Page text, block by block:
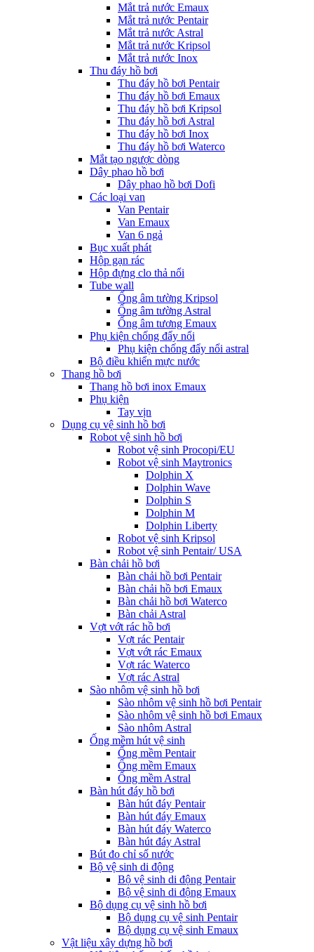
Mắt trả nước Emaux
Mắt trả nước Pentair
Mắt trả nước Astral
Mắt trả nước Kripsol
Mắt trả nước Inox
Thu đáy hồ bơi
Thu đáy hồ bơi Pentair
Thu đáy hồ bơi Emaux
Thu đáy hồ bơi Kripsol
Thu đáy hồ bơi Astral
Thu đáy hồ bơi Inox
Thu đáy hồ bơi Waterco
Mắt tạo ngược dòng
Dây phao hồ bơi
Dây phao hồ bơi Dofi
Các loại van
Van Pentair
Van Emaux
Van 6 ngả
Bục xuất phát
Hộp gạn rác
Hộp đựng clo thả nổi
Tube wall
Ống âm tường Kripsol
Ống âm tường Astral
Ống âm tương Emaux
Phụ kiện chống đẩy nổi
Phụ kiện chống đẩy nổi astral
Bộ điều khiển mực nước
Thang hồ bơi
Thang hồ bơi inox Emaux
Phụ kiện
Tay vịn
Dụng cụ vệ sinh hồ bơi
Robot vệ sinh hồ bơi
Robot vệ sinh Procopi/EU
Robot vệ sinh Maytronics
Dolphin X
Dolphin Wave
Dolphin S
Dolphin M
Dolphin Liberty
Robot vệ sinh Kripsol
Robot vệ sinh Pentair/ USA
Bàn chải hồ bơi
Bàn chải hồ bơi Pentair
Bàn chải hồ bơi Emaux
Bàn chải hồ bơi Waterco
Bàn chải Astral
Vợt vớt rác hồ bơi
Vợt rác Pentair
Vợt vớt rác Emaux
Vợt rác Waterco
Vợt rác Astral
Sào nhôm vệ sinh hồ bơi
Sào nhôm vệ sinh hồ bơi Pentair
Sào nhôm vệ sinh hồ bơi Emaux
Sào nhôm Astral
Ống mềm hút vệ sinh
Ống mềm Pentair
Ống mềm Emaux
Ống mềm Astral
Bàn hút đáy hồ bơi
Bàn hút đáy Pentair
Bàn hút đáy Emaux
Bàn hút đáy Waterco
Bàn hút đáy Astral
Bút đo chỉ số nước
Bộ vệ sinh di động
Bộ vệ sinh di động Pentair
Bộ vệ sinh di động Emaux
Bộ dụng cụ vệ sinh hồ bơi
Bộ dụng cụ vệ sinh Pentair
Bộ dụng cụ vệ sinh Emaux
Vật liệu xây dựng hồ bơi